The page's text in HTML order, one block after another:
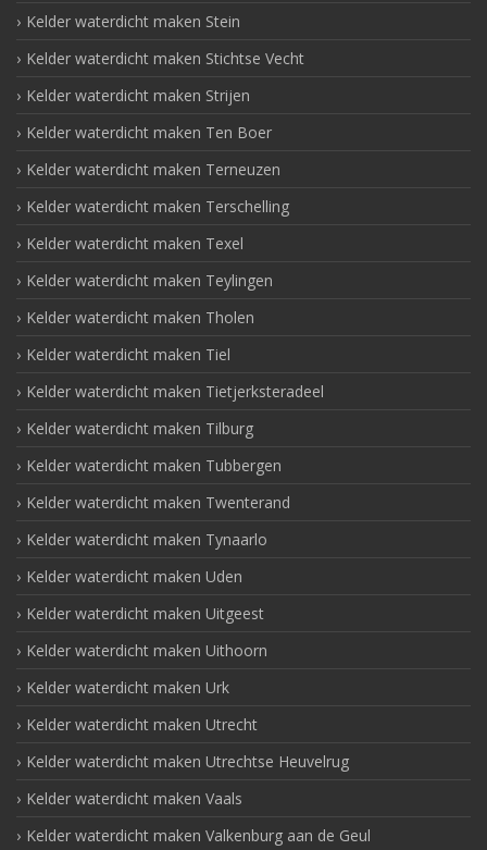
Kelder waterdicht maken Stein
Kelder waterdicht maken Stichtse Vecht
Kelder waterdicht maken Strijen
Kelder waterdicht maken Ten Boer
Kelder waterdicht maken Terneuzen
Kelder waterdicht maken Terschelling
Kelder waterdicht maken Texel
Kelder waterdicht maken Teylingen
Kelder waterdicht maken Tholen
Kelder waterdicht maken Tiel
Kelder waterdicht maken Tietjerksteradeel
Kelder waterdicht maken Tilburg
Kelder waterdicht maken Tubbergen
Kelder waterdicht maken Twenterand
Kelder waterdicht maken Tynaarlo
Kelder waterdicht maken Uden
Kelder waterdicht maken Uitgeest
Kelder waterdicht maken Uithoorn
Kelder waterdicht maken Urk
Kelder waterdicht maken Utrecht
Kelder waterdicht maken Utrechtse Heuvelrug
Kelder waterdicht maken Vaals
Kelder waterdicht maken Valkenburg aan de Geul